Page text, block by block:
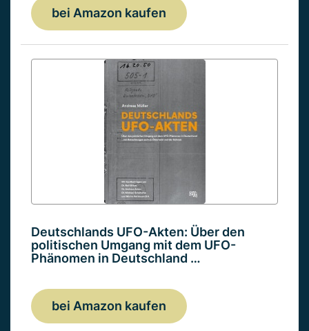
bei Amazon kaufen
Deutschlands UFO-Akten: Über den
politischen Umgang mit dem UFO-
Phänomen in Deutschland …
bei Amazon kaufen